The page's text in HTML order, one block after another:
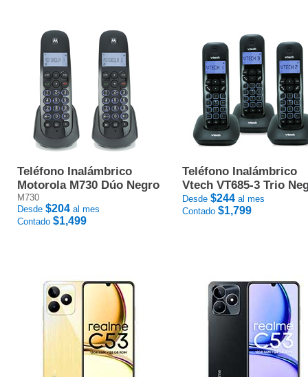
Teléfono Inalámbrico
Motorola M730 Dúo Negro
M730
Desde $204 al mes
Contado $1,499
Teléfono Inalámbrico
Vtech VT685-3 Trio
Desde $244 al mes
Contado $1,799